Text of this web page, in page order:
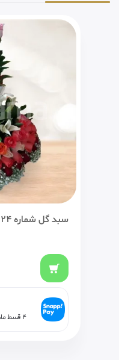
سبد گل شماره 24
۴ قسط ماهانه. بدون سود، چک و ضامن.